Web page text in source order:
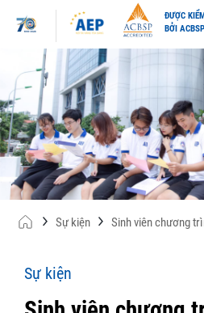
content
ĐƯỢC
BỞI ACBSP
Sự kiện Sinh viên chương
Sự kiện